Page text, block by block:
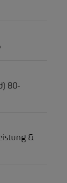
80-
&